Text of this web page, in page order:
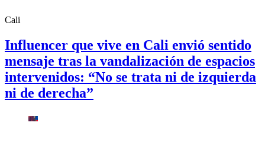
Cali
Influencer que vive en Cali envió sentido
mensaje tras la vandalización de espacios
intervenidos: “No se trata ni de izquierda
ni de derecha”